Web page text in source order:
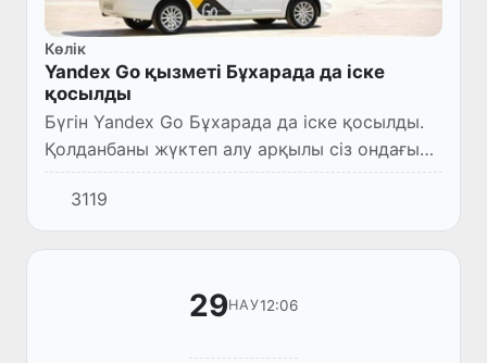
Көлік
Yandex Go қызметі Бұхарада да іске
қосылды
Бүгін Yandex Go Бұхарада да іске қосылды.
Қолданбаны жүктеп алу арқылы сіз ондағы
қалаған орынды таңдап, қаланың кез келген
нүктесіне жете аласыз. Қызмет
пайдаланушының орналасқан...
3119
29НАУ12:06